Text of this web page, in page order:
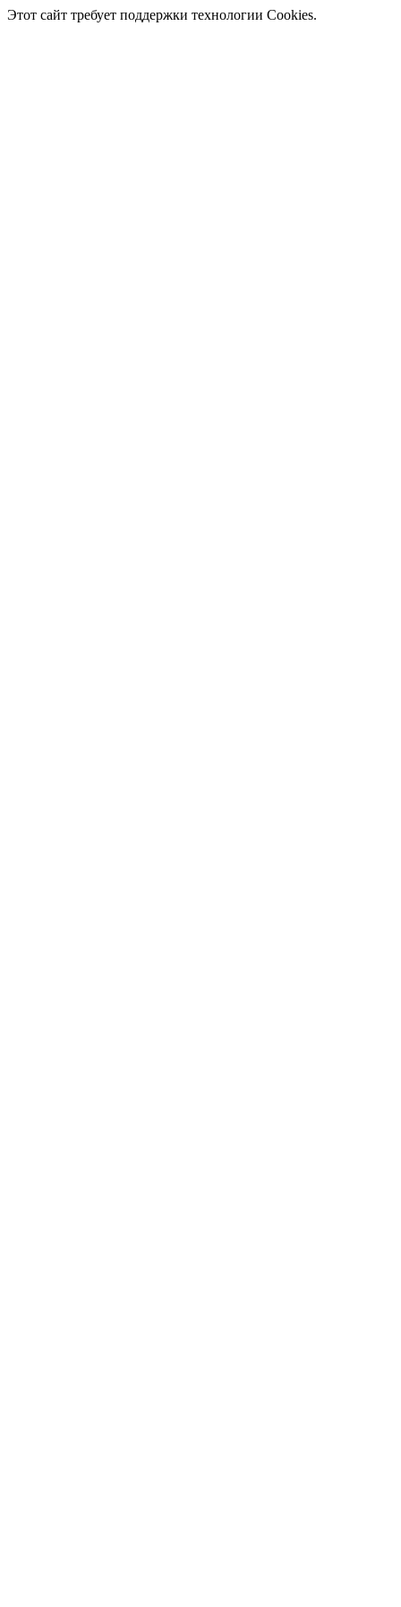
Этот сайт требует поддержки технологии Cookies.